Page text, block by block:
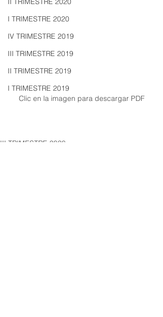
I TRIMESTRE 2020
IV TRIMESTRE 2019
III TRIMESTRE 2019
II TRIMESTRE 2019
I TRIMESTRE 2019
Clic en la imagen para descargar PDF
III TRIMESTRE 2020